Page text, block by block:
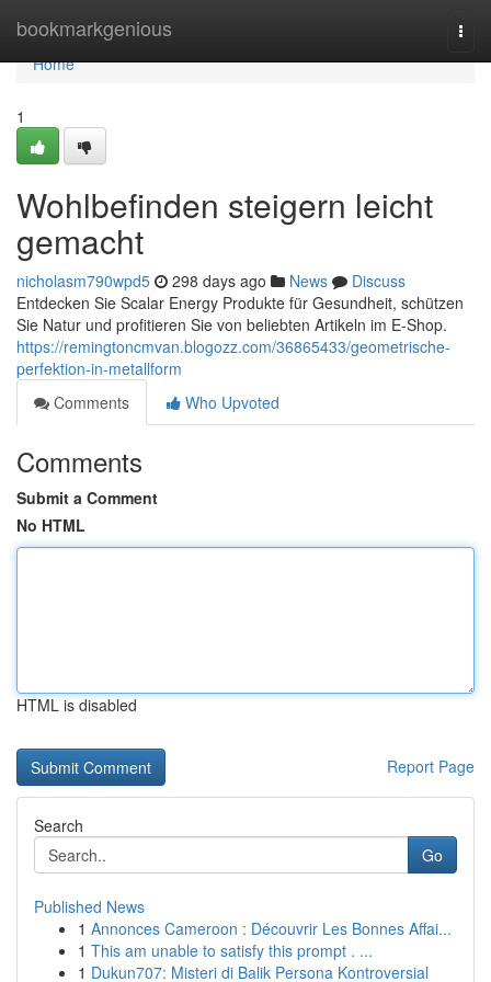
bookmarkgenious
Home
Home
1
Wohlbefinden steigern leicht
gemacht
nicholasm790wpd5 298 days ago News
Discuss
Entdecken Sie Scalar Energy Produkte für Gesundheit, schützen
Sie Natur und profitieren Sie von beliebten Artikeln im E-Shop.
https://remingtoncmvan.blogozz.com/36865433/geometrische-
perfektion-in-metallform
Comments
Who Upvoted
Comments
Submit a Comment
No HTML
HTML is disabled
Report Page
Search
Go
Published News
1 Annonces Cameroon : Découvrir Les Bonnes Affai...
1 This am unable to satisfy this prompt . ...
1 Dukun707: Misteri di Balik Persona Kontroversial